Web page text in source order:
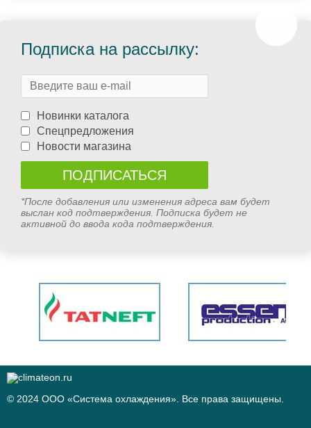
Подписка на рассылку:
Новинки каталога
Спецпредложения
Новости магазина
*После добавления или изменения адреса вам будет
выслан код подтверждения. Подписка будет не
активной до ввода кода подтверждения.
© 2024 ООО «Система охлаждения». Все права защищены.